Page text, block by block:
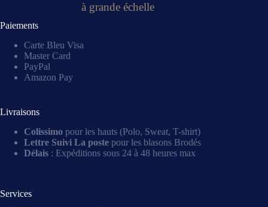
à grande échelle
Paiements
Carte Bleu Visa
Master Card
PayPal
Amazon Pay
Livraisons
Colissimo pour les hauts (Polo, Sweat, T-shirt)
Lettre Suivi La poste pour les blasons Brodés
Délais : Expéditions sous 24 à 48 heures max
Services